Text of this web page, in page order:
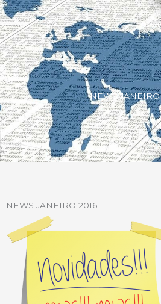
NEWS JANEIRO
NEWS JANEIRO 2016